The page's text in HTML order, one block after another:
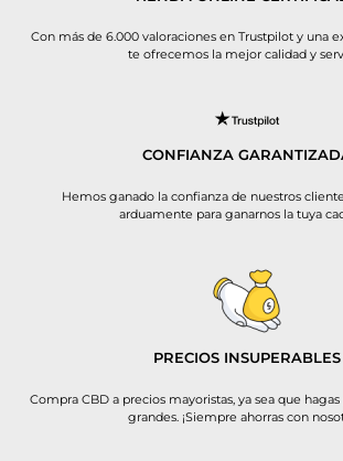
Con más de 6.000 valoraciones en Trustpilot y una
te ofrecemos la mejor calidad y
CONFIANZA
Hemos ganado la confianza de nuestros
arduamente para ganarnos la tuya
PRECIOS INSUPERABLES
Compra CBD a precios mayoristas, ya sea que
grandes. ¡Siempre ahorras con